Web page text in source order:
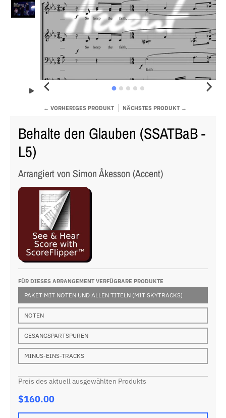
← VORHERIGES PRODUKT NÄCHSTES PRODUKT →
Behalte den Glauben (SSATBaB -
L5)
Arrangiert von Simon Åkesson (Accent)
FÜR DIESES ARRANGEMENT VERFÜGBARE PRODUKTE
PAKET MIT NOTEN UND ALLEN TITELN (MIT SKYTRACKS)
NOTEN
GESANGSPARTSPUREN
MINUS-EINS-TRACKS
Preis des aktuell ausgewählten Produkts
$160.00